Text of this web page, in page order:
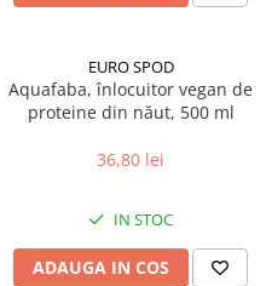
EURO SPOD
Aquafaba, înlocuitor vegan de
proteine ​​din năut, 500 ml
36,80 lei
IN STOC
ADAUGA IN COS